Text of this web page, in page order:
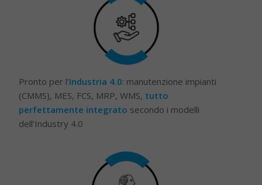
Pronto per l’Industria 4.0: manutenzione impianti
(CMMS), MES, FCS, MRP, WMS, tutto
perfettamente integrato secondo i modelli
dell’Industry 4.0